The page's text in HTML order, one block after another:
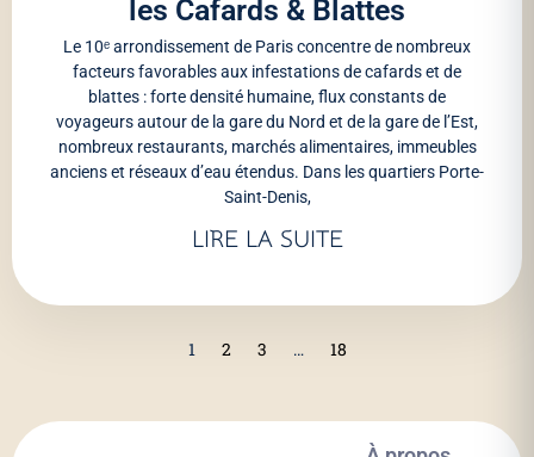
les Cafards & Blattes
Le 10ᵉ arrondissement de Paris concentre de nombreux
facteurs favorables aux infestations de cafards et de
blattes : forte densité humaine, flux constants de
voyageurs autour de la gare du Nord et de la gare de l’Est,
nombreux restaurants, marchés alimentaires, immeubles
anciens et réseaux d’eau étendus. Dans les quartiers Porte-
Saint-Denis,
LIRE LA SUITE
1 2 3 … 18